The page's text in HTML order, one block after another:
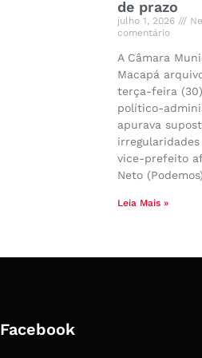
de prazo
julho 1, 2026
comentário
A Câmara
Macapá
terça-feira
político-
apurava
vice-prefeito
Neto
Leia Mais »
Facebook